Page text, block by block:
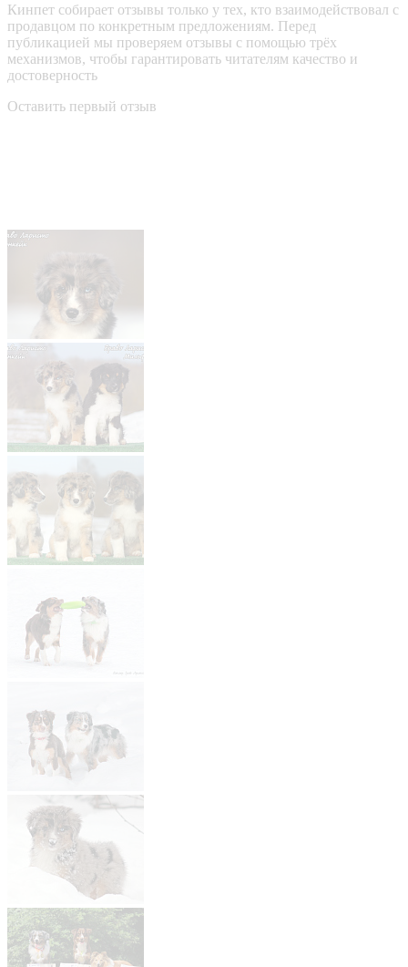
Кинпет собирает отзывы только у тех, кто взаимодействовал с
продавцом по конкретным предложениям. Перед
публикацией мы проверяем отзывы с помощью трёх
механизмов, чтобы гарантировать читателям качество и
достоверность
Оставить первый отзыв